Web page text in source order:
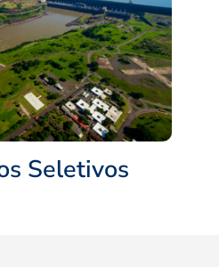
Seletivos